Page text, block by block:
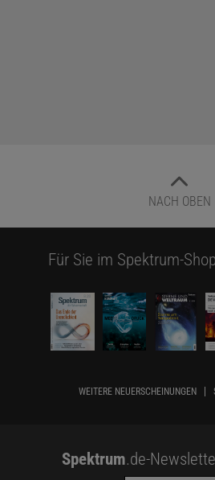
NACH OBEN
Für Sie im Spektrum-
WEITERE NEUERSCHEINUNGEN
Spektrum.de-